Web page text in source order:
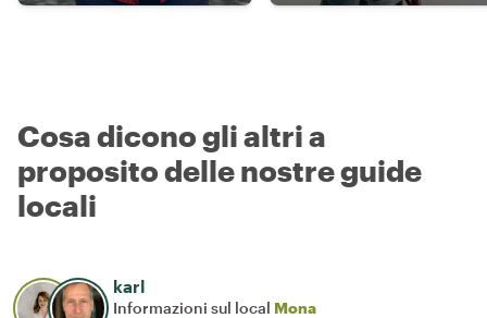
Cosa dicono gli altri a
proposito delle nostre guide
locali
karl
Informazioni sul local Mona